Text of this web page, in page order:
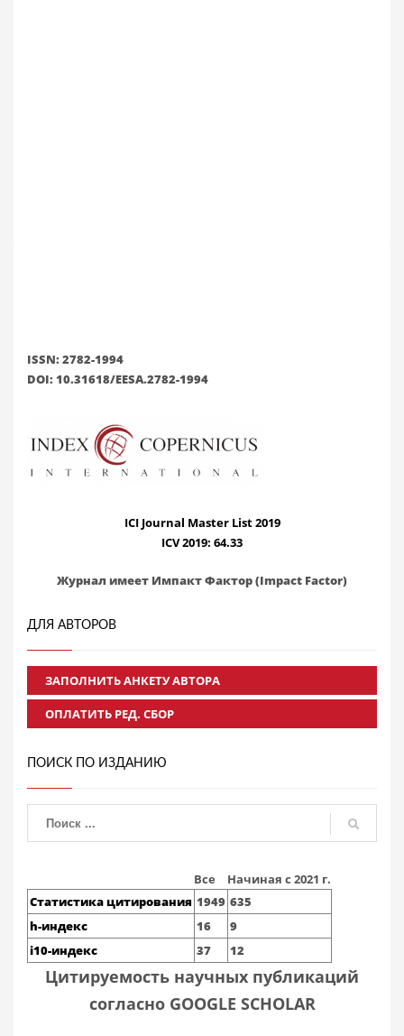
ISSN: 2782-1994
DOI: 10.31618/EESA.2782-1994
ICI Journal Master List 2019
ICV 2019: 64.33
Журнал имеет Импакт Фактор (Impact Factor)
ДЛЯ АВТОРОВ
ЗАПОЛНИТЬ АНКЕТУ АВТОРА
ОПЛАТИТЬ РЕД. СБОР
ПОИСК ПО ИЗДАНИЮ
Все
Начиная с 2021 г.
Статистика цитирования 1949 635
h-индекс
16
9
i10-индекс
37 12
Цитируемость научных публикаций
согласно GOOGLE SCHOLAR